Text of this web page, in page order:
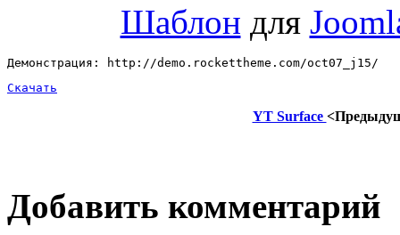
Шаблон для
Демонстрация: http://demo.rockettheme.com/oct07_j15/
Скачать
YT Surface
Добавить комментарий